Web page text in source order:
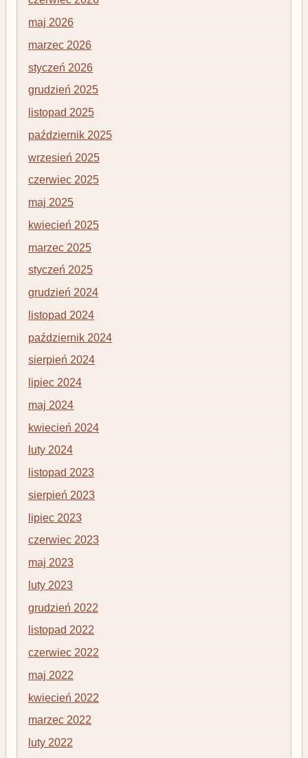
maj 2026
marzec 2026
styczeń 2026
grudzień 2025
listopad 2025
październik 2025
wrzesień 2025
czerwiec 2025
maj 2025
kwiecień 2025
marzec 2025
styczeń 2025
grudzień 2024
listopad 2024
październik 2024
sierpień 2024
lipiec 2024
maj 2024
kwiecień 2024
luty 2024
listopad 2023
sierpień 2023
lipiec 2023
czerwiec 2023
maj 2023
luty 2023
grudzień 2022
listopad 2022
czerwiec 2022
maj 2022
kwiecień 2022
marzec 2022
luty 2022